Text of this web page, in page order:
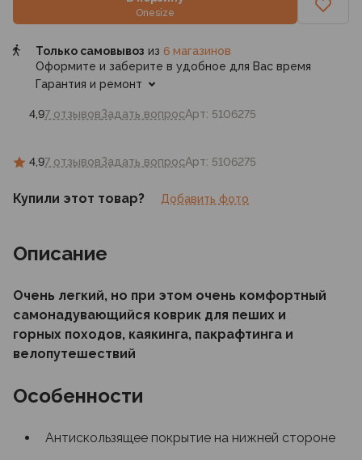
4,97 отзывовЗадать вопросАрт: 5106275
Onesize
4,97 отзывовЗадать вопросАрт: 5106275
Только самовывоз из 6 магазинов
Оформите и заберите в удобное для Вас время
Гарантия и ремонт
Купили этот товар? Добавить фото
Описание
Очень легкий, но при этом очень комфортный
самонадувающийся коврик для пеших и
горных походов, каякинга, пакрафтинга и
велопутешествий
Особенности
Антискользящее покрытие на нижней стороне